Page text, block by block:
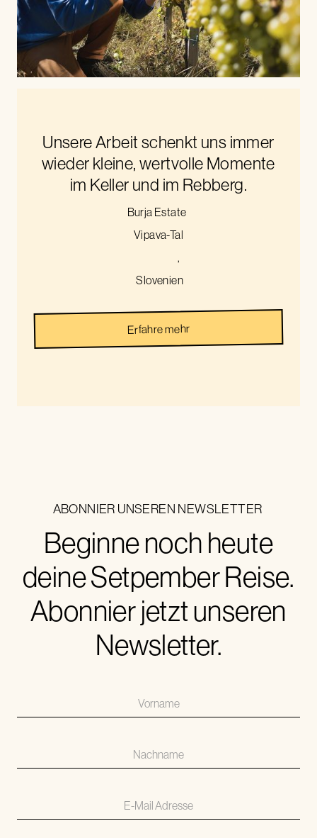
Unsere Arbeit schenkt uns immer
wieder kleine, wertvolle Momente
im Keller und im Rebberg.
Burja Estate
Vipava-Tal
,
Slovenien
Erfahre mehr
ABONNIER UNSEREN NEWSLETTER
Beginne noch heute
deine Setpember Reise.
Abonnier jetzt unseren
Newsletter.